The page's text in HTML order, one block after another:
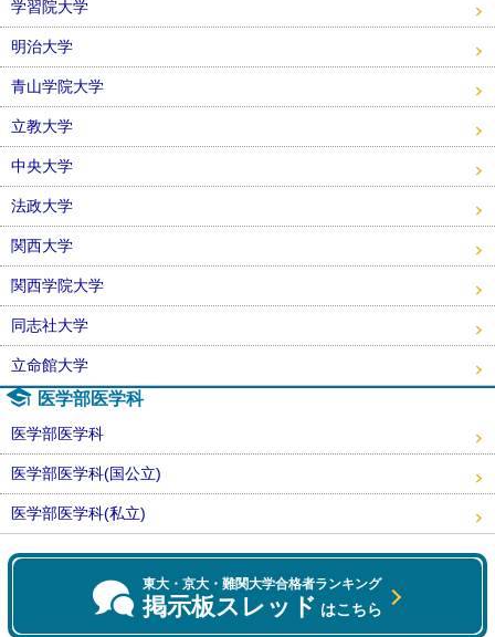
学習院大学
明治大学
青山学院大学
立教大学
中央大学
法政大学
関西大学
関西学院大学
同志社大学
立命館大学
医学部医学科
医学部医学科
医学部医学科(国公立)
医学部医学科(私立)
東大・京大・難関大学合格者ランキング
掲示板スレッド はこちら